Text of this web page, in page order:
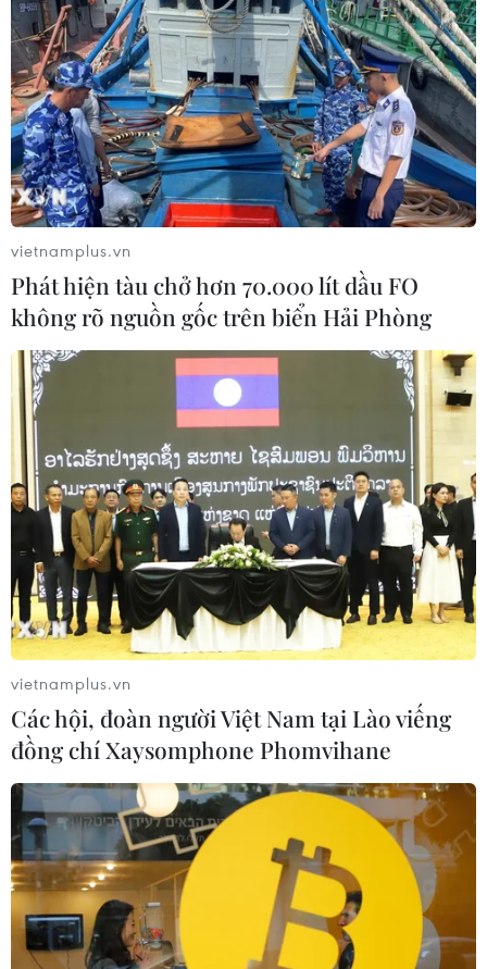
vietnamplus.vn
Phát hiện tàu chở hơn 70.000 lít dầu FO
không rõ nguồn gốc trên biển Hải Phòng
vietnamplus.vn
Các hội, đoàn người Việt Nam tại Lào viếng
đồng chí Xaysomphone Phomvihane